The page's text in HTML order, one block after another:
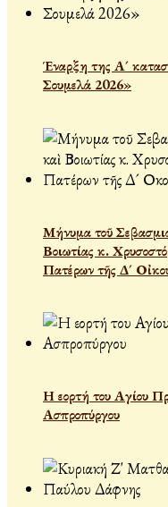
Έναρξη της Α´
Σουμελά 2026»
Μήνυμα τοῦ
Βοιωτίας κ.
Πατέρων τῆς Δ´
Η εορτή του Αγίου
Ασπροπύργου